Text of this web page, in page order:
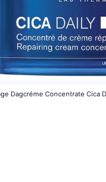
Dagcréme Concentrate Cica